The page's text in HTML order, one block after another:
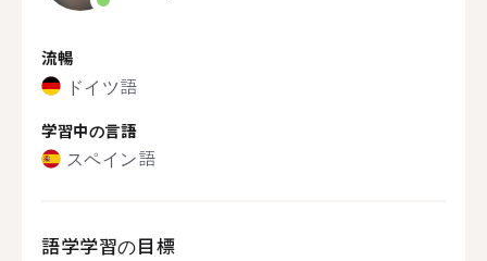
流暢
ドイツ語
学習中の言語
スペイン語
語学学習の目標